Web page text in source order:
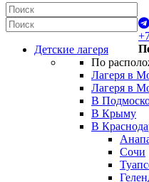
Детские лагеря
По
Лагеря в
Лагеря в
В
В Крыму
В
Сочи